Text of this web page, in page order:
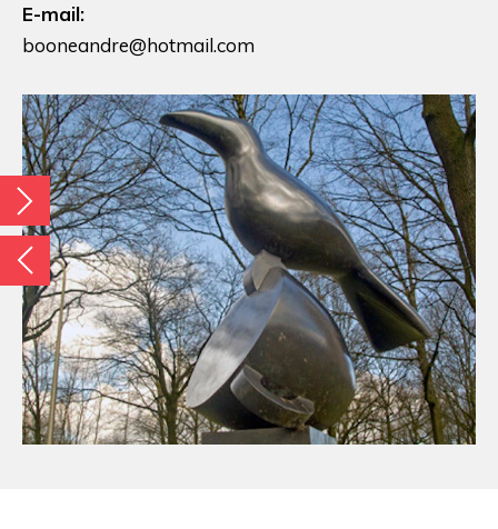
E-mail:
booneandre@hotmail.com